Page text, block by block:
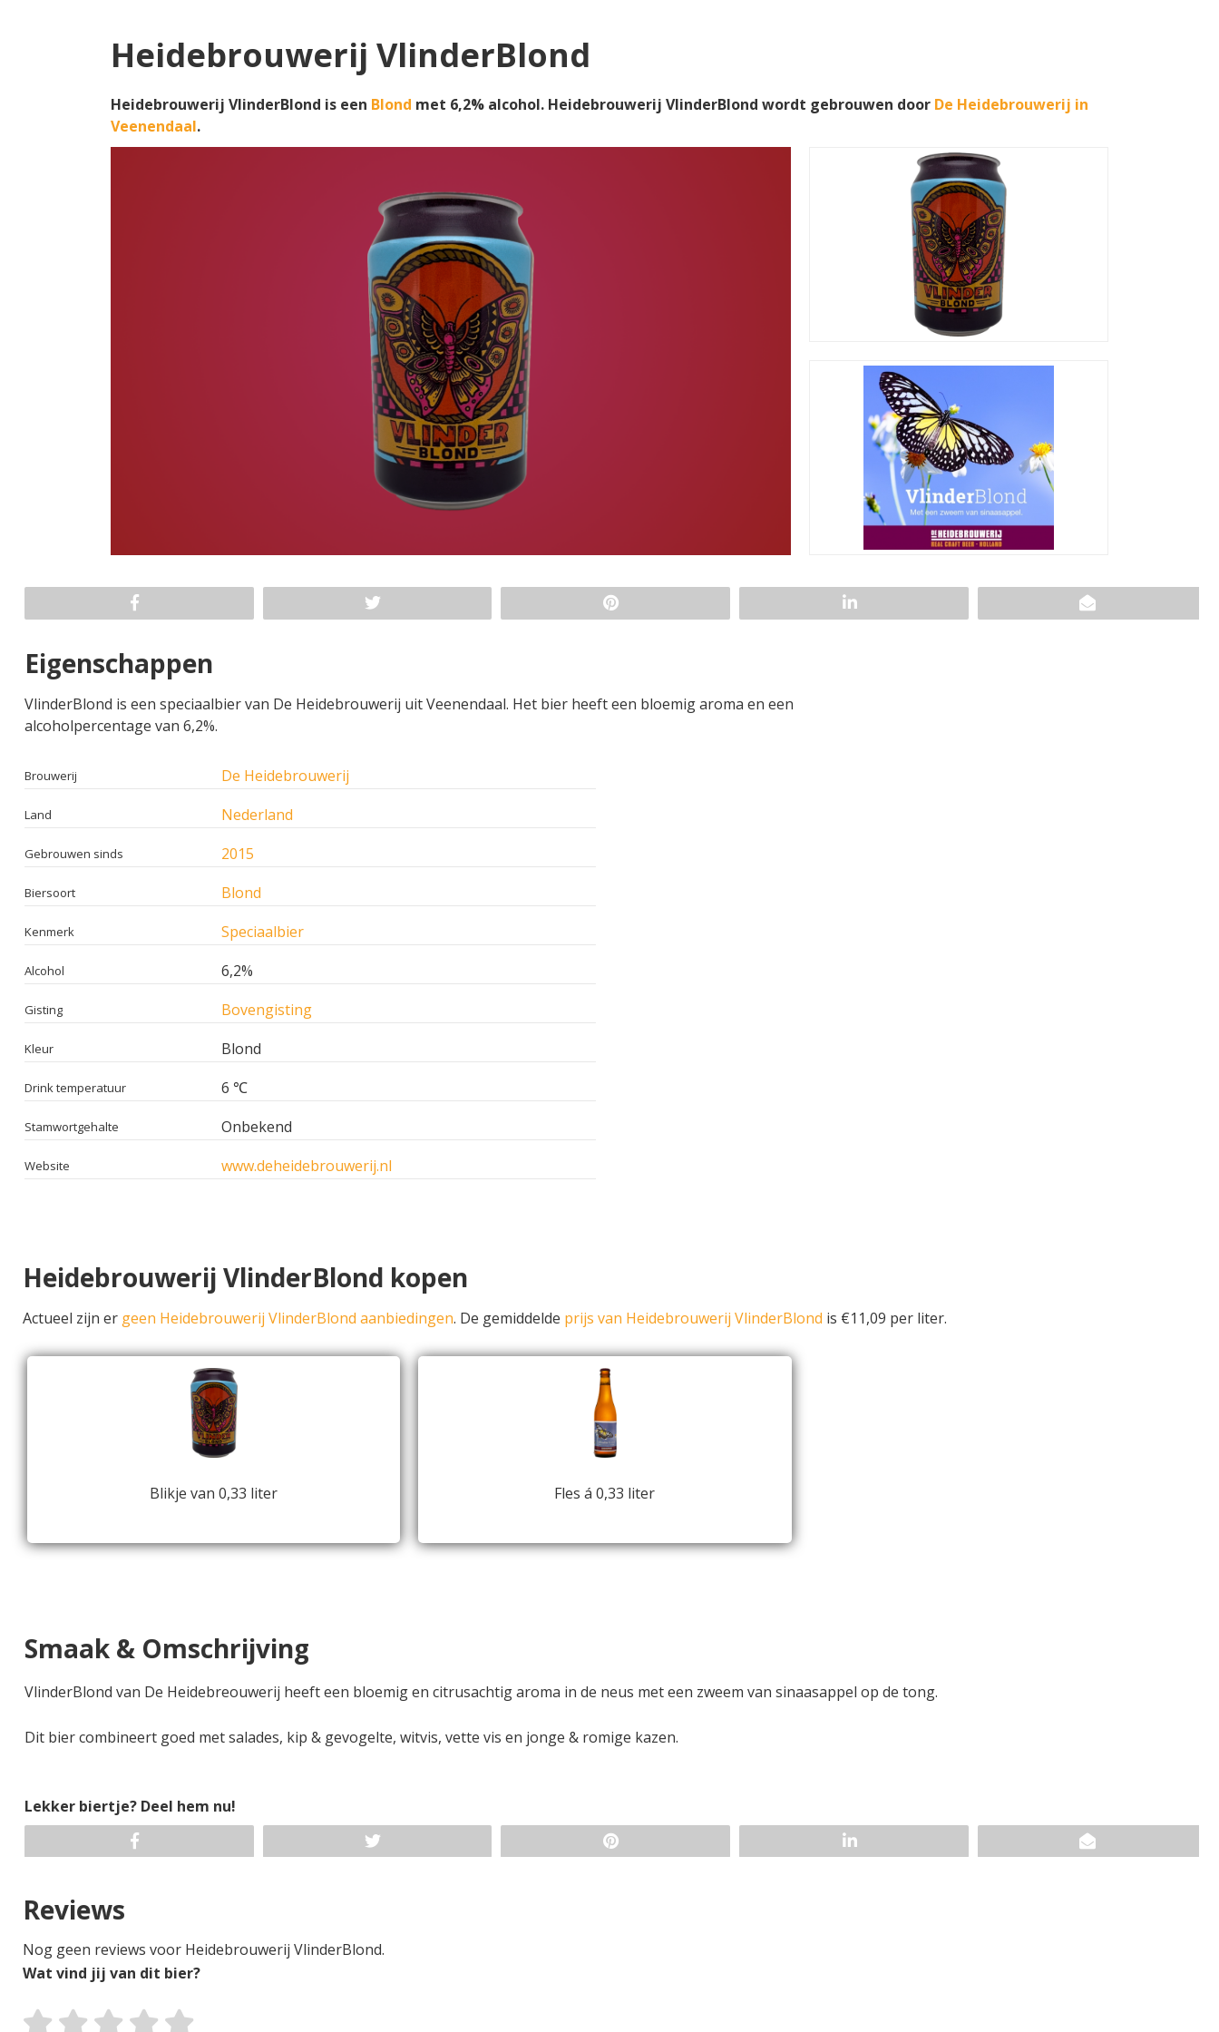
Heidebrouwerij VlinderBlond
Heidebrouwerij VlinderBlond is een Blond met 6,2% alcohol. Heidebrouwerij VlinderBlond wordt gebrouwen door De Heidebrouwerij in
Veenendaal.
Eigenschappen
VlinderBlond is een speciaalbier van De Heidebrouwerij uit Veenendaal. Het bier heeft een bloemig aroma en een
alcoholpercentage van 6,2%.
Brouwerij De Heidebrouwerij
Land Nederland
Gebrouwen sinds 2015
Biersoort Blond
Kenmerk Speciaalbier
Alcohol 6,2%
Gisting Bovengisting
Kleur Blond
Drink temperatuur 6 ℃
Stamwortgehalte Onbekend
Website www.deheidebrouwerij.nl
Heidebrouwerij VlinderBlond kopen
Actueel zijn er geen Heidebrouwerij VlinderBlond aanbiedingen. De gemiddelde prijs van Heidebrouwerij VlinderBlond is €11,09 per liter.
Blikje van 0,33 liter Fles á 0,33 liter
Smaak & Omschrijving
VlinderBlond van De Heidebreouwerij heeft een bloemig en citrusachtig aroma in de neus met een zweem van sinaasappel op de tong.
Dit bier combineert goed met salades, kip & gevogelte, witvis, vette vis en jonge & romige kazen.
Lekker biertje? Deel hem nu!
Reviews
Nog geen reviews voor Heidebrouwerij VlinderBlond.
Wat vind jij van dit bier?